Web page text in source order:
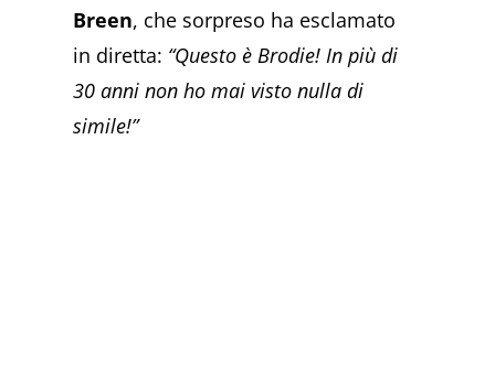
Breen, che sorpreso ha esclamato
in diretta: “Questo è Brodie! In più di
30 anni non ho mai visto nulla di
simile!”